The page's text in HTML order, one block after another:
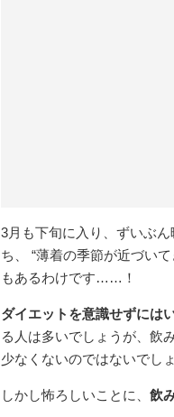
3月も下旬に入り、ずいぶ
ち、 “薄着の季節が近づい
もあるわけです……！
ダイエットを意識せずには
る人は多いでしょうが、飲
少なくないのではないでしょ
しかし怖ろしいことに、 飲